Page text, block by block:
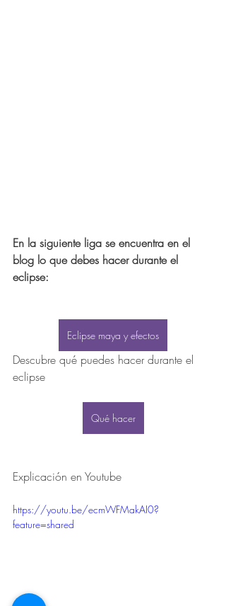
En la siguiente liga se encuentra en el
blog lo que debes hacer durante el
eclipse:
Eclipse maya y efectos
Descubre qué puedes hacer durante el
eclipse
Qué hacer
Explicación en Youtube
https://youtu.be/ecmWFMakAI0?
feature=shared